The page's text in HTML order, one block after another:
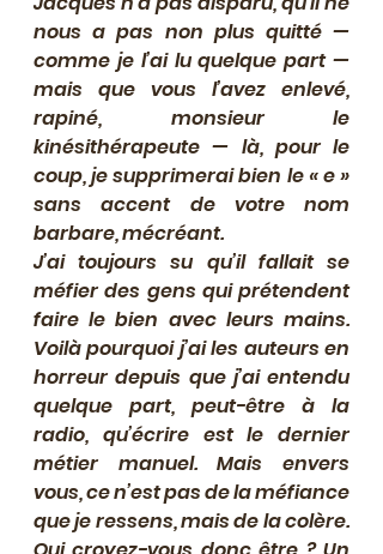
nous a pas non plus quitté —
comme je l’ai lu quelque part —
mais que vous l’avez enlevé,
rapiné, monsieur le
kinésithérapeute — là, pour le
coup, je supprimerai bien le « e »
sans accent de votre nom
barbare, mécréant.
J’ai toujours su qu’il fallait se
méfier des gens qui prétendent
faire le bien avec leurs mains.
Voilà pourquoi j’ai les auteurs en
horreur depuis que j’ai entendu
quelque part, peut-être à la
radio, qu’écrire est le dernier
métier manuel. Mais envers
vous, ce n’est pas de la méfiance
que je ressens, mais de la colère.